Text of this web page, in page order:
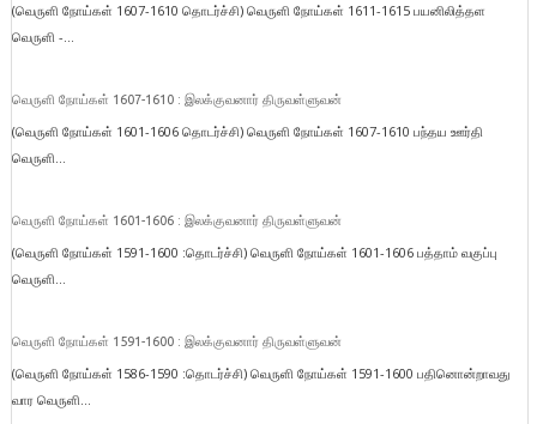
(வெருளி நோய்கள் 1607-1610 தொடர்ச்சி) வெருளி நோய்கள் 1611-1615 பயனிலித்தள
வெருளி -...
வெருளி நோய்கள் 1607-1610 : இலக்குவனார் திருவள்ளுவன்
(வெருளி நோய்கள் 1601-1606 தொடர்ச்சி) வெருளி நோய்கள் 1607-1610 பந்தய ஊர்தி
வெருளி...
வெருளி நோய்கள் 1601-1606 : இலக்குவனார் திருவள்ளுவன்
(வெருளி நோய்கள் 1591-1600 :தொடர்ச்சி) வெருளி நோய்கள் 1601-1606 பத்தாம் வகுப்பு
வெருளி...
வெருளி நோய்கள் 1591-1600 : இலக்குவனார் திருவள்ளுவன்
(வெருளி நோய்கள் 1586-1590 :தொடர்ச்சி) வெருளி நோய்கள் 1591-1600 பதினொன்றாவது
வார வெருளி...